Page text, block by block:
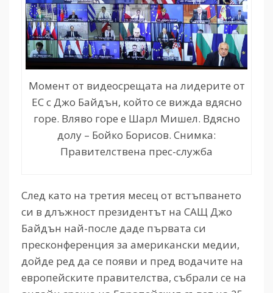
Момент от видеосрещата на лидерите от
ЕС с Джо Байдън, който се вижда вдясно
горе. Вляво горе е Шарл Мишел. Вдясно
долу – Бойко Борисов. Снимка:
Правителствена прес-служба
След като на третия месец от встъпването
си в длъжност президентът на САЩ Джо
Байдън най-после даде първата си
пресконференция за американски медии,
дойде ред да се появи и пред водачите на
европейските правителства, събрали се на